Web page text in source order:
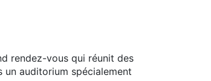
rendez-vous qui réunit des
un auditorium spécialement